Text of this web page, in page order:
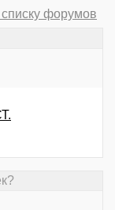
списку форумов